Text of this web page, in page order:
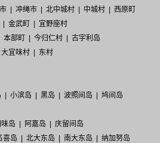
冲绳市 北中城村 中城村
西原町
金武町
宜野座村
本部町 今归仁村
古宇利岛
大宜味村
东村
小滨岛 黑岛 波照间岛
鸠间岛
岛 阿嘉岛
庆留间岛
喜岛 北大东岛 南大东岛
纳加努岛